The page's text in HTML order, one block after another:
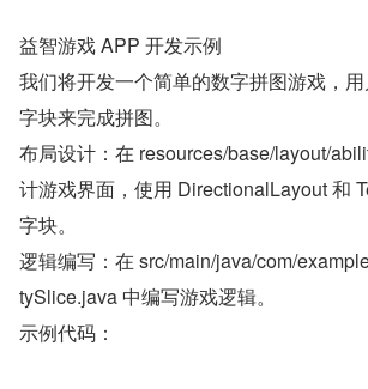
益智游戏 APP 开发示例
我们将开发一个简单的数字拼图游戏，
字块来完成拼图。
布局设计：在 resources/base/layout/
计游戏界面，使用 DirectionalLayout 和
字块。
逻辑编写：在 src/main/java/com/
tySlice.java 中编写游戏逻辑。
示例代码：